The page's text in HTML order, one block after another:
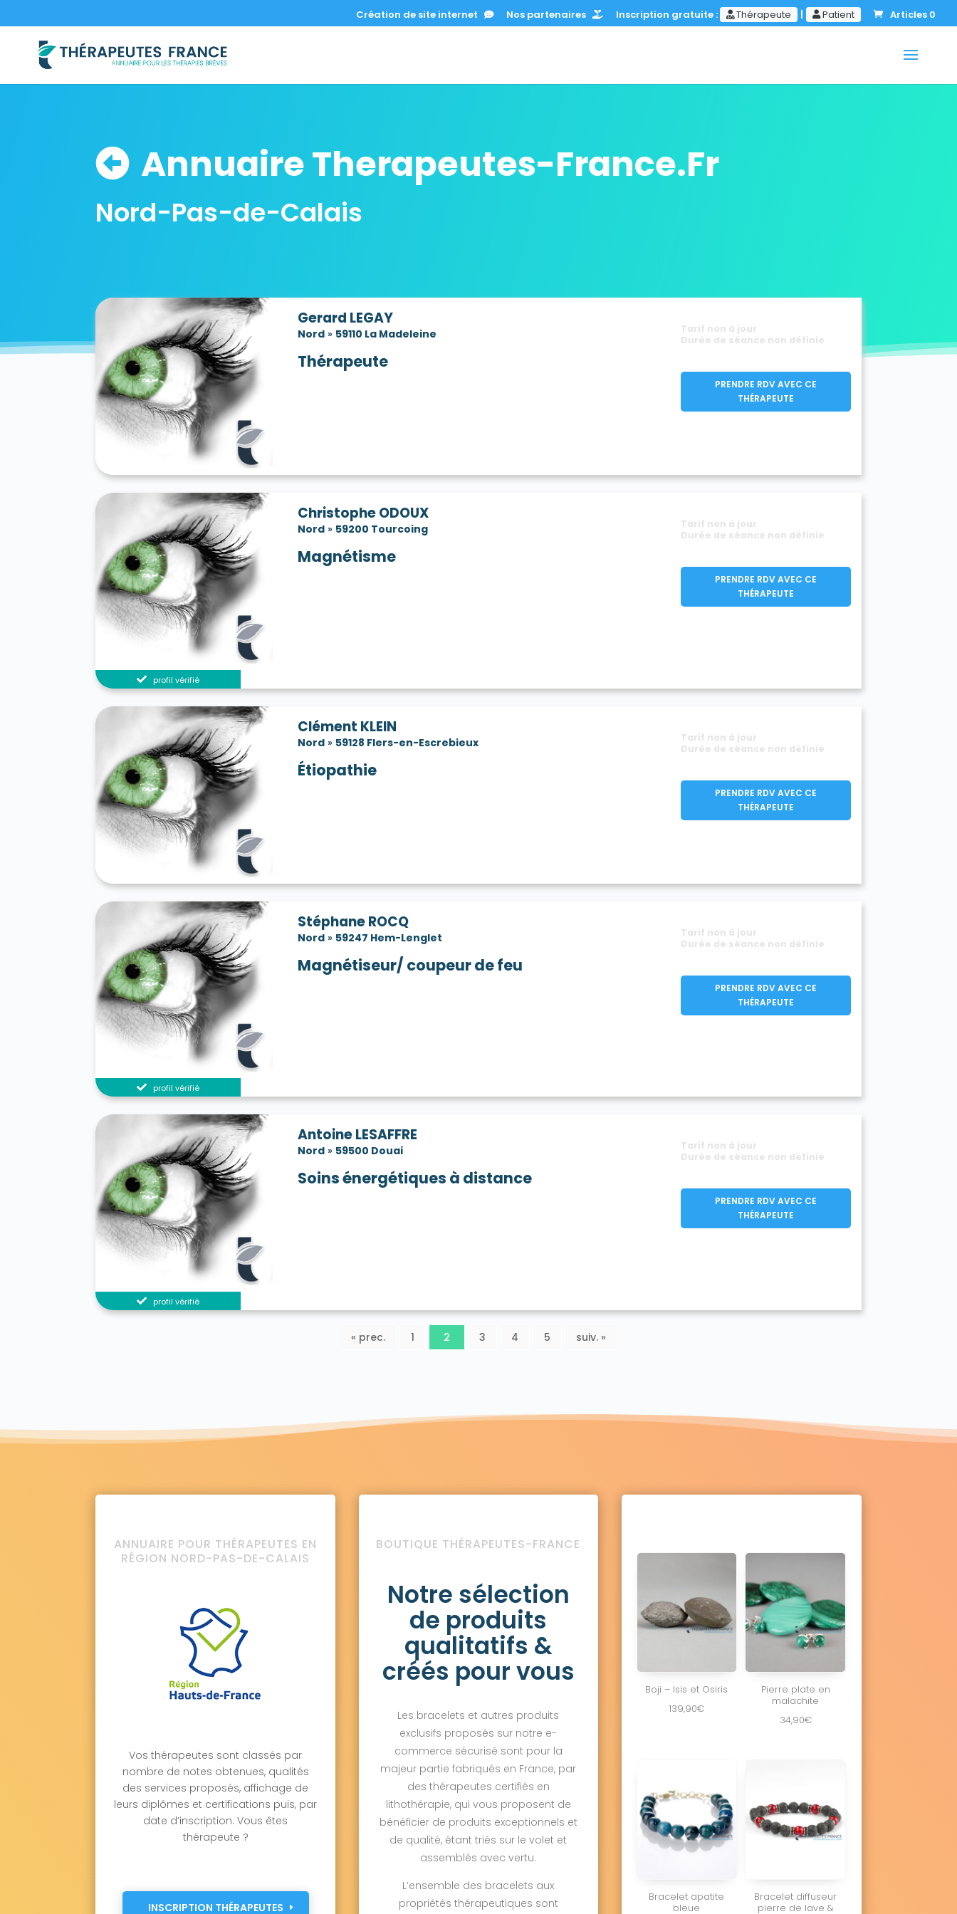
Création de site internet Nos partenaires Inscription gratuite : Thérapeute | Patient Articles 0
Annuaire Therapeutes-France.Fr
Nord-Pas-de-Calais
Gerard LEGAY
Nord » 59110 La Madeleine
Thérapeute
Tarif non à jour
Durée de séance non définie
PRENDRE RDV AVEC CE
THÉRAPEUTE
profil vérifié
Christophe ODOUX
Nord » 59200 Tourcoing
Magnétisme
Tarif non à jour
Durée de séance non définie
PRENDRE RDV AVEC CE
THÉRAPEUTE
Clément KLEIN
Nord » 59128 Flers-en-Escrebieux
Étiopathie
Tarif non à jour
Durée de séance non définie
PRENDRE RDV AVEC CE
THÉRAPEUTE
profil vérifié
Stéphane ROCQ
Nord » 59247 Hem-Lenglet
Magnétiseur/ coupeur de feu
Tarif non à jour
Durée de séance non définie
PRENDRE RDV AVEC CE
THÉRAPEUTE
profil vérifié
Antoine LESAFFRE
Nord » 59500 Douai
Soins énergétiques à distance
Tarif non à jour
Durée de séance non définie
PRENDRE RDV AVEC CE
THÉRAPEUTE
« prec. 1 2 3 4 5 suiv. »
ANNUAIRE POUR THÉRAPEUTES EN
RÉGION NORD-PAS-DE-CALAIS
Vos thérapeutes sont classés par
nombre de notes obtenues, qualités
des services proposés, affichage de
leurs diplômes et certifications puis, par
date d’inscription. Vous êtes
thérapeute ?
INSCRIPTION THÉRAPEUTES
BOUTIQUE THÉRAPEUTES-FRANCE
Notre sélection
de produits
qualitatifs &
créés pour vous
Les bracelets et autres produits
exclusifs proposés sur notre e-
commerce sécurisé sont pour la
majeur partie fabriqués en France, par
des thérapeutes certifiés en
lithothérapie, qui vous proposent de
bénéficier de produits exceptionnels et
de qualité, étant triés sur le volet et
assemblés avec vertu.
L’ensemble des bracelets aux
propriétés thérapeutiques sont
Boji – Isis et Osiris
139,90€
Pierre plate en
malachite
34,90€
Bracelet apatite
bleue
Bracelet diffuseur
pierre de lave &